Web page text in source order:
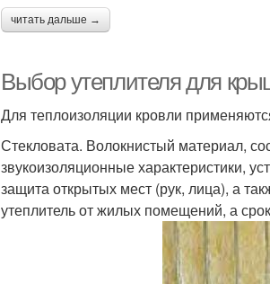
читать дальше →
Выбор утеплителя для
Для теплоизоляции кровли
Стекловата. Волокнистый материал,
звукоизоляционные характеристики,
защита открытых мест (рук, лица), а
утеплитель от жилых помещений, а